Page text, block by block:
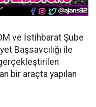
ve İstihbarat Şube
Başsavcılığı ile
bir araçta yapılan